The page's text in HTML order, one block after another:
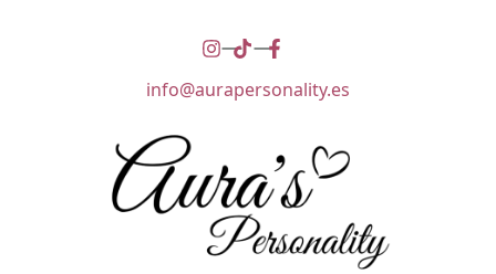
info@aurapersonality.es